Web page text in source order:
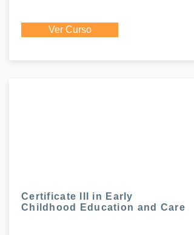
Ver Curso
Certificate III in Early
Childhood Education and Care